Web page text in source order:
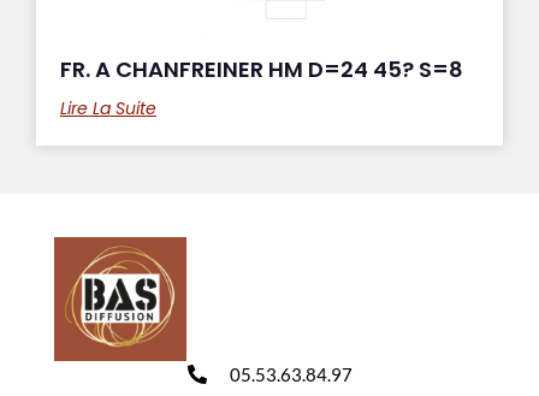
FR. A CHANFREINER HM D=24 45? S=8
Lire La Suite
05.53.63.84.97